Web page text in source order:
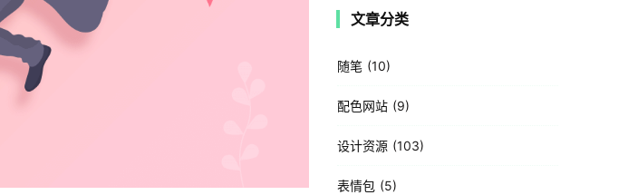
文章分类
随笔 10
配色网站 9
设计资源 103
表情包 5